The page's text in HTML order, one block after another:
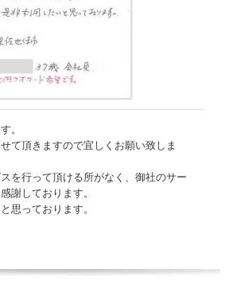
。
て頂きますので宜しくお願い致しま
を行って頂ける所がなく、御社のサー
謝しております。
思っております。